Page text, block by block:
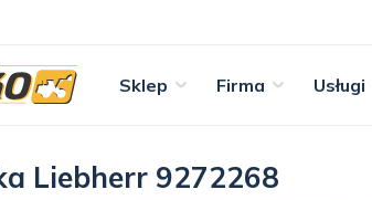
Sklep Firma Usługi
Liebherr 9272268